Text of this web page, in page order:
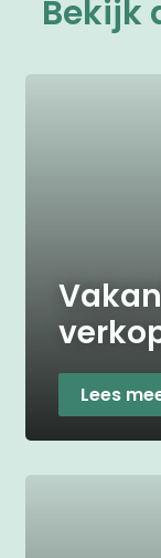
Bekijk
Lees